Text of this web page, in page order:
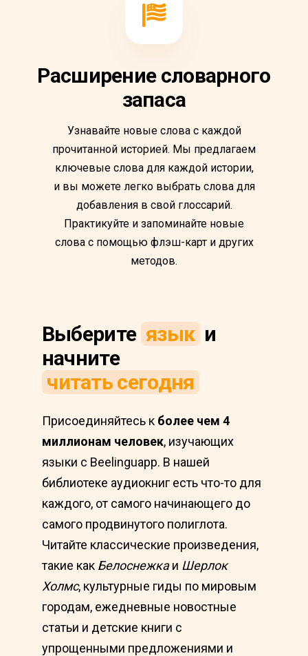
Расширение словарного
запаса
Узнавайте новые слова с каждой
прочитанной историей. Мы предлагаем
ключевые слова для каждой истории,
и вы можете легко выбрать слова для
добавления в свой глоссарий.
Практикуйте и запоминайте новые
слова с помощью флэш-карт и других
методов.
Выберите язык и
начните
читать сегодня
Присоединяйтесь к более чем 4
миллионам человек, изучающих
языки с Beelinguapp. В нашей
библиотеке аудиокниг есть что-то для
каждого, от самого начинающего до
самого продвинутого полиглота.
Читайте классические произведения,
такие как Белоснежкаи Шерлок
Холмс, культурные гиды по мировым
городам, ежедневные новостные
статьи и детские книги с
упрощенными предложениями и